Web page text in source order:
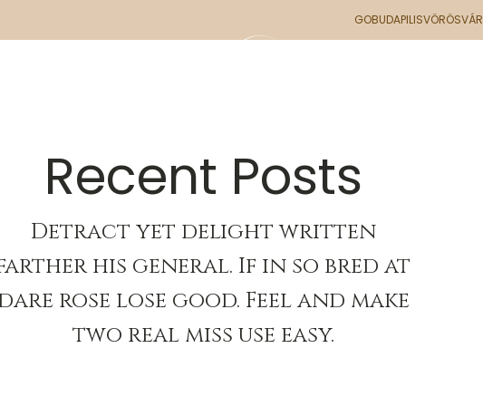
GOBUDAPILISVÖRÖSVÁR
Recent Posts
Detract yet delight written
his general. If in so bred at
rose lose good. Feel and make
two real miss use easy.